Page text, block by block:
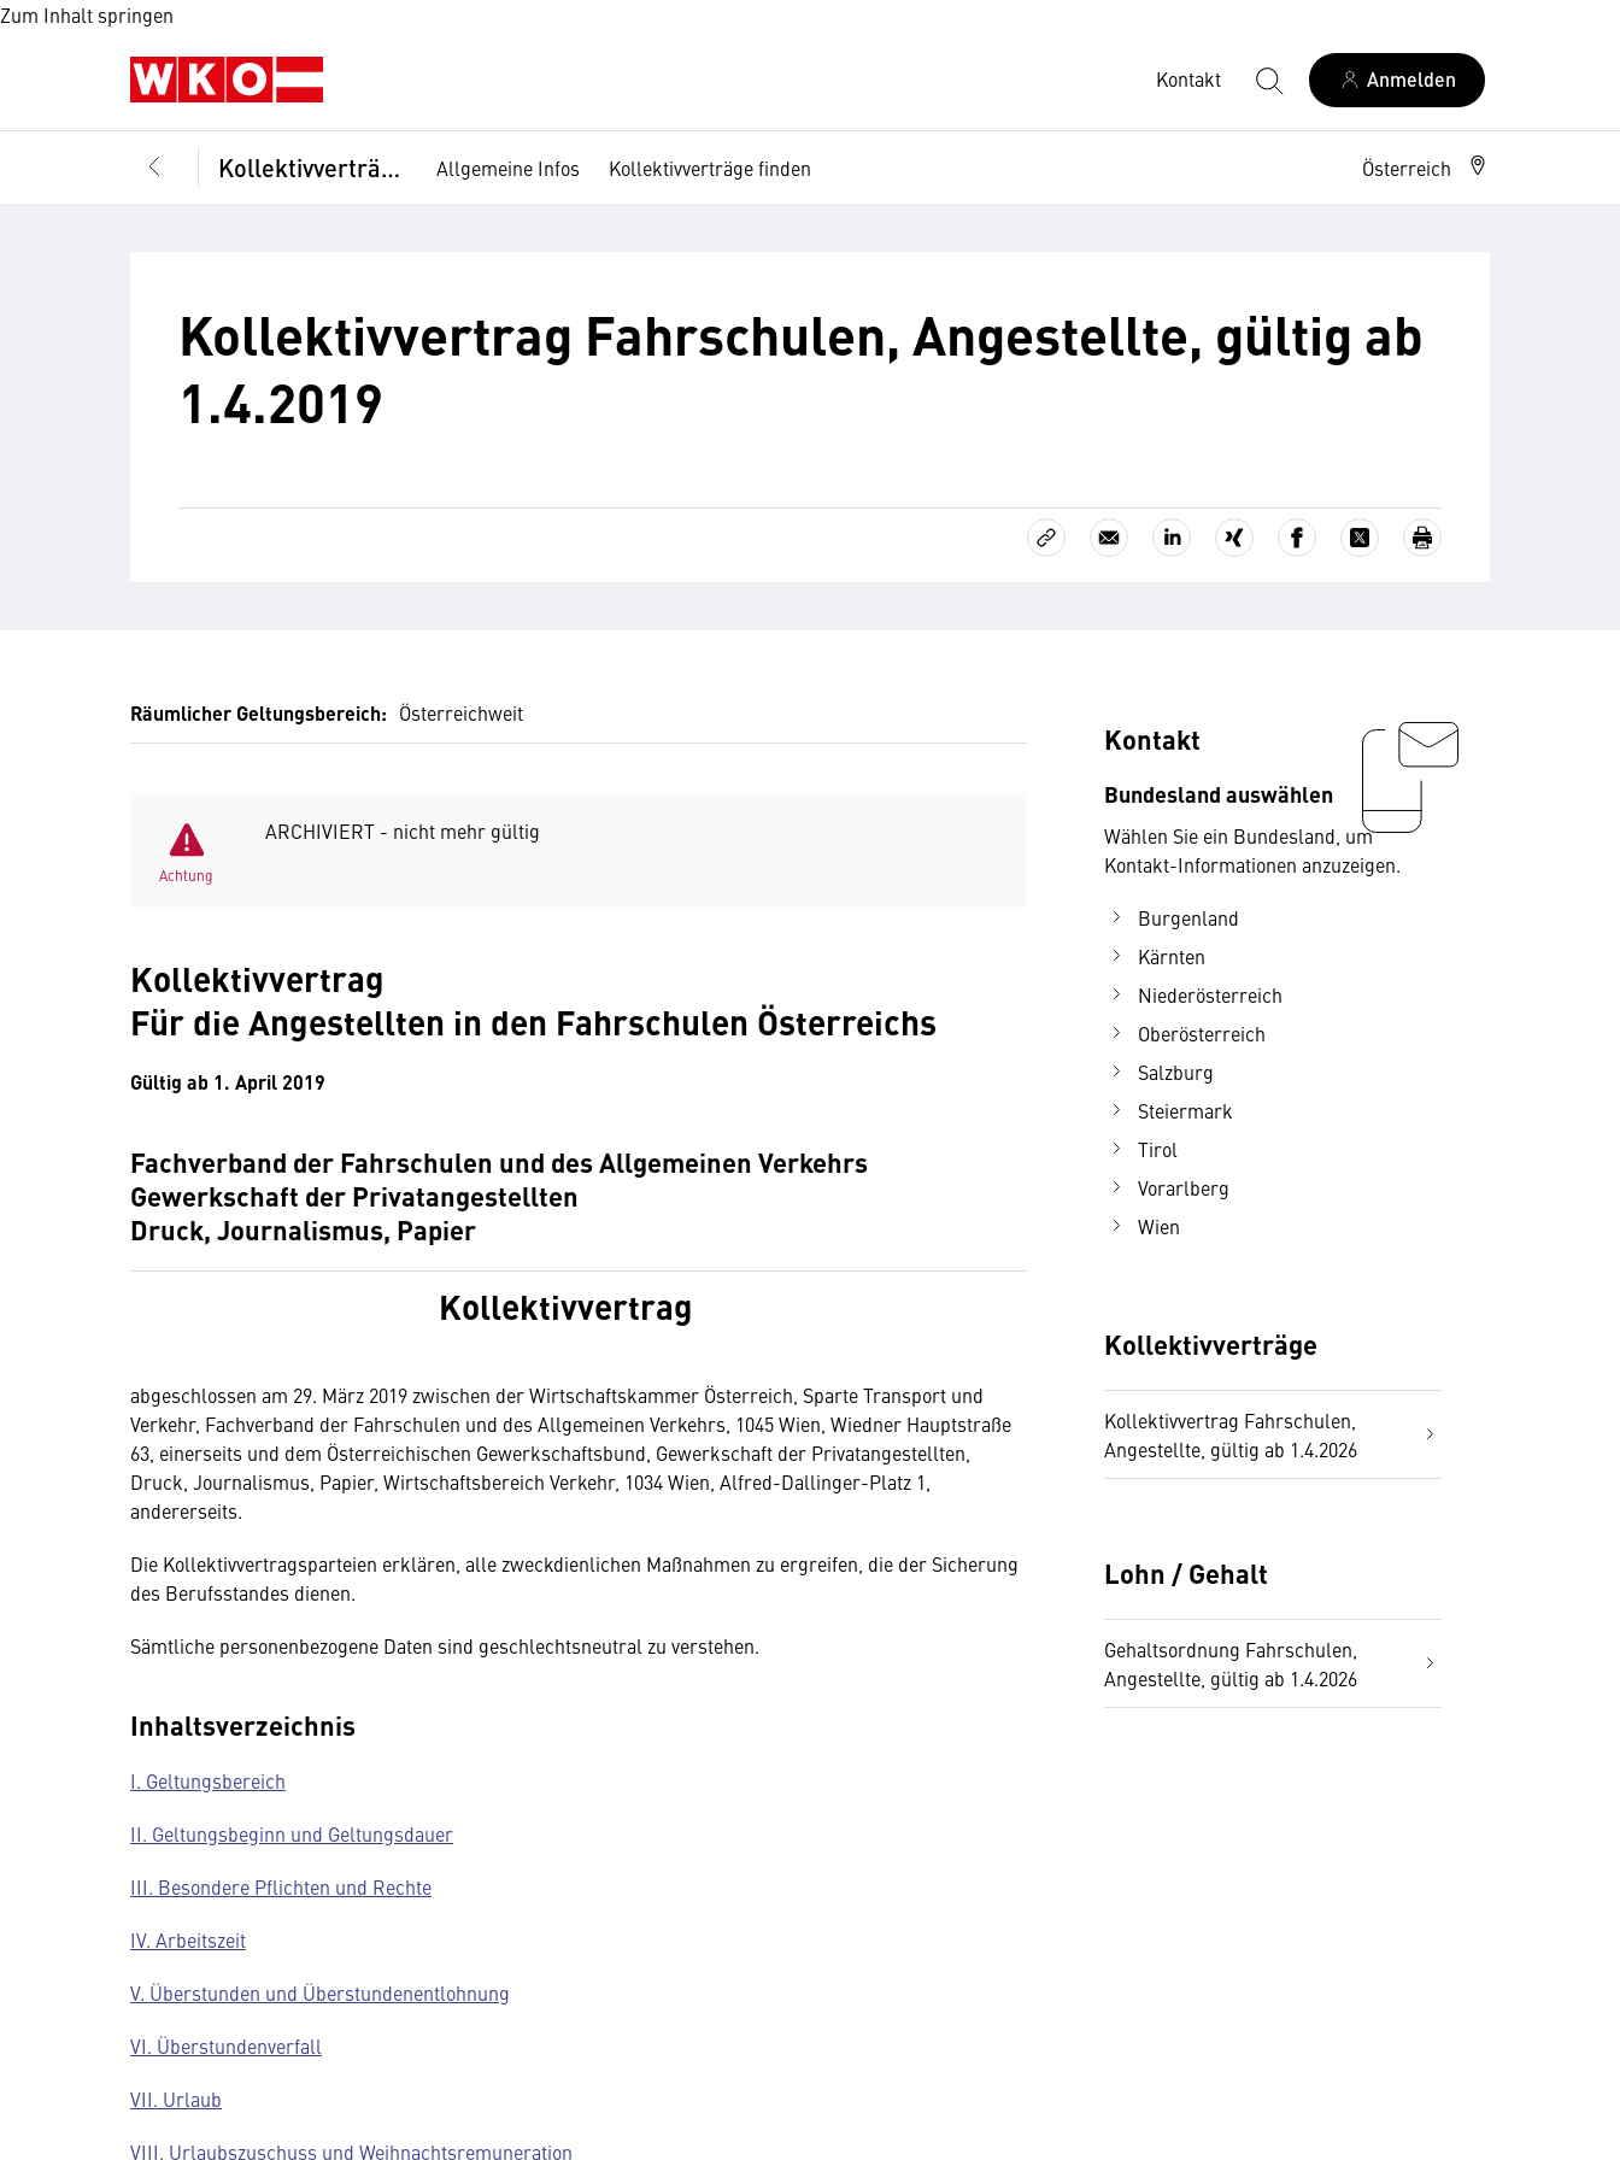
Zum Inhalt springen
Kontakt Anmelden
Kollektivverträge Allgemeine Infos Kollektivverträge finden Österreich
Kollektivvertrag Fahrschulen, Angestellte, gültig ab
1.4.2019
Räumlicher Geltungsbereich: Österreichweit
Achtung
ARCHIVIERT - nicht mehr gültig
Kollektivvertrag
Für die Angestellten in den Fahrschulen Österreichs
Gültig ab 1. April 2019
Fachverband der Fahrschulen und des Allgemeinen Verkehrs
Gewerkschaft der Privatangestellten
Druck, Journalismus, Papier
Kollektivvertrag
abgeschlossen am 29. März 2019 zwischen der Wirtschaftskammer Österreich, Sparte Transport und
Verkehr, Fachverband der Fahrschulen und des Allgemeinen Verkehrs, 1045 Wien, Wiedner Hauptstraße
63, einerseits und dem Österreichischen Gewerkschaftsbund, Gewerkschaft der Privatangestellten,
Druck, Journalismus, Papier, Wirtschaftsbereich Verkehr, 1034 Wien, Alfred-Dallinger-Platz 1,
andererseits.
Die Kollektivvertragsparteien erklären, alle zweckdienlichen Maßnahmen zu ergreifen, die der Sicherung
des Berufsstandes dienen.
Sämtliche personenbezogene Daten sind geschlechtsneutral zu verstehen.
Inhaltsverzeichnis
I. Geltungsbereich
II. Geltungsbeginn und Geltungsdauer
III. Besondere Pflichten und Rechte
IV. Arbeitszeit
V. Überstunden und Überstundenentlohnung
VI. Überstundenverfall
VII. Urlaub
VIII. Urlaubszuschuss und Weihnachtsremuneration
Kontakt
Bundesland auswählen
Wählen Sie ein Bundesland, um
Kontakt-Informationen anzuzeigen.
Burgenland
Kärnten
Niederösterreich
Oberösterreich
Salzburg
Steiermark
Tirol
Vorarlberg
Wien
Kollektivverträge
Kollektivvertrag Fahrschulen,
Angestellte, gültig ab 1.4.2026
Lohn / Gehalt
Gehaltsordnung Fahrschulen,
Angestellte, gültig ab 1.4.2026